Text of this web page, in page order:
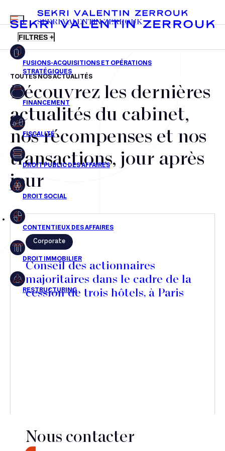
FR EN
MENU
SEKRI VALENTIN ZERROUK
FILTRES +
Fusions-acquisitions et opérations stratégiques
Financement
Fiscalité
Droit public des affaires
Droit social
Droit immobilier
Restructuring
Article
TOUTES NOS ACTUALITÉS
Découvrez les dernières
actualités du cabinet,
nos récompenses et nos
transactions, jour après
jour
Corporate
Conseil des actionnaires
majoritaires dans le cadre de la
cession de trois hôtels, à Paris
Nous contacter